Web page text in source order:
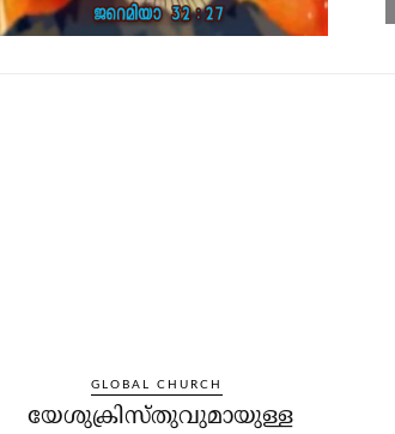
GLOBAL CHURCH
യേശുക്രിസ്തുവുമായുള്ള